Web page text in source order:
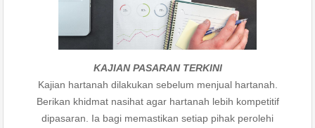
KAJIAN PASARAN TERKINI
Kajian hartanah dilakukan sebelum menjual hartanah.
Berikan khidmat nasihat agar hartanah lebih kompetitif
dipasaran. Ia bagi memastikan setiap pihak perolehi